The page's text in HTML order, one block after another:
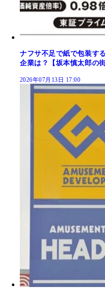
ナフサ不足で紙で包装す
企業は？【坂本慎太郎の
2026年07月13日 17:00